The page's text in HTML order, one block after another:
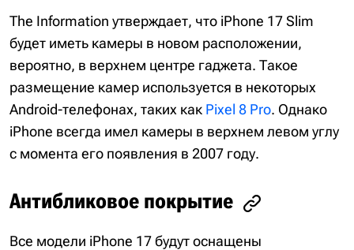
The Information утверждает, что iPhone 17 Slim
будет иметь камеры в новом расположении,
вероятно, в верхнем центре гаджета. Такое
размещение камер используется в некоторых
Android-телефонах, таких как Pixel 8 Pro. Однако
iPhone всегда имел камеры в верхнем левом углу
с момента его появления в 2007 году.
Антибликовое покрытие
Все модели iPhone 17 будут оснащены